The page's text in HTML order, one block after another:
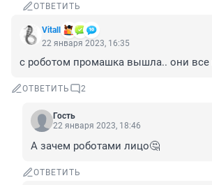
ОТВЕТИТЬ
Vitall
22 января 2023, 16:35
с роботом промашка вышла.. они все
ОТВЕТИТЬ 2
Гость
22 января 2023, 18:46
А зачем роботами лицо🤔
ОТВЕТИТЬ